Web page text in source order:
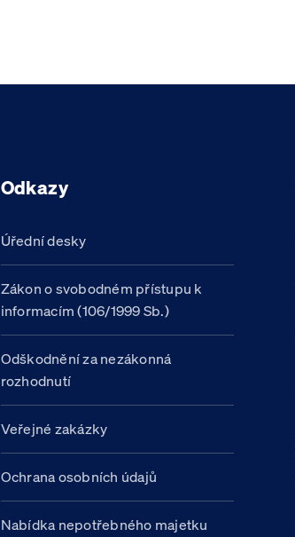
Odkazy
Úřední desky
Zákon o svobodném přístupu k
informacím (106/1999 Sb.)
Odškodnění za nezákonná
rozhodnutí
Veřejné zakázky
Ochrana osobních údajů
Nabídka nepotřebného majetku